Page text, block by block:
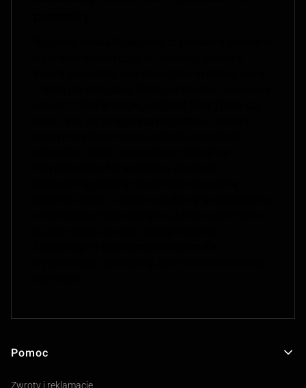
Linki w stopce
Pomoc
Zwroty i reklamacje